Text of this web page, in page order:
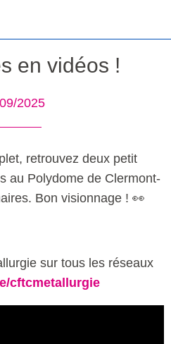
en vidéos !
2025
retrouvez deux petit
au Polydome de Clermont-
Bon visionnage ! 👀
sur tous les réseaux
cftcmetallurgie